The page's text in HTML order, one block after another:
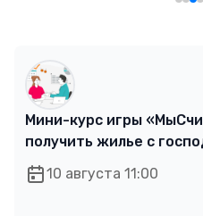
Мини-курс игры
получить жилье с
10 августа 11:00